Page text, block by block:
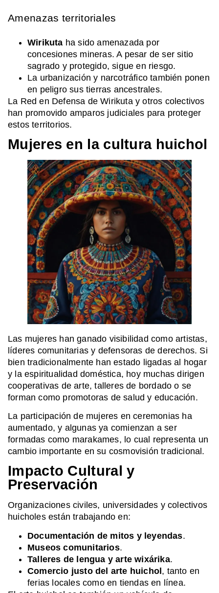
Amenazas territoriales
Wirikuta ha sido amenazada por
concesiones mineras. A pesar de ser sitio
sagrado y protegido, sigue en riesgo.
La urbanización y narcotráfico también ponen
en peligro sus tierras ancestrales.
La Red en Defensa de Wirikuta y otros colectivos
han promovido amparos judiciales para proteger
estos territorios.
Mujeres en la cultura huichol
Las mujeres han ganado visibilidad como artistas,
líderes comunitarias y defensoras de derechos. Si
bien tradicionalmente han estado ligadas al hogar
y la espiritualidad doméstica, hoy muchas dirigen
cooperativas de arte, talleres de bordado o se
forman como promotoras de salud y educación.
La participación de mujeres en ceremonias ha
aumentado, y algunas ya comienzan a ser
formadas como marakames, lo cual representa un
cambio importante en su cosmovisión tradicional.
Impacto Cultural y
Preservación
Organizaciones civiles, universidades y colectivos
huicholes están trabajando en:
Documentación de mitos y leyendas.
Museos comunitarios.
Talleres de lengua y arte wixárika.
Comercio justo del arte huichol, tanto en
ferias locales como en tiendas en línea.